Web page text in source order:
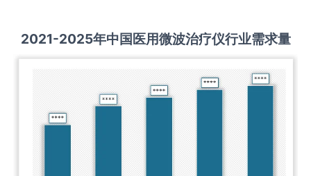
2021-2025年中国医用微波治疗仪行业需求量